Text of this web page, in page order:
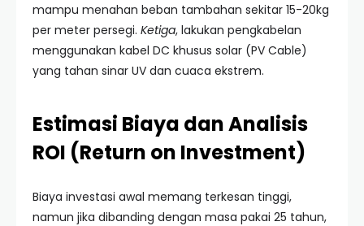
mampu menahan beban tambahan sekitar 15-20kg
per meter persegi. Ketiga, lakukan pengkabelan
menggunakan kabel DC khusus solar (PV Cable)
yang tahan sinar UV dan cuaca ekstrem.
Estimasi Biaya dan Analisis
ROI (Return on Investment)
Biaya investasi awal memang terkesan tinggi,
namun jika dibanding dengan masa pakai 25 tahun,